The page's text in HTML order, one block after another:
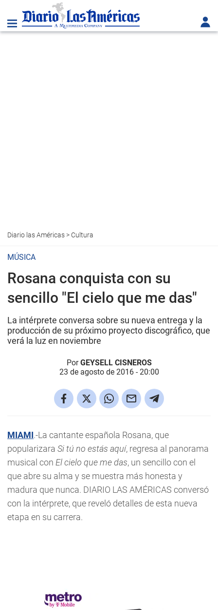
Diario las Américas> Cultura
MÚSICA
Rosana conquista con su
sencillo "El cielo que me das"
La intérprete conversa sobre su nueva entrega y la
producción de su próximo proyecto discográfico, que
verá la luz en noviembre
PorGEYSELL CISNEROS
23 de agosto de 2016 - 20:00
MIAMI.-La cantante española Rosana, que
popularizara Si tú no estás aquí, regresa al panorama
musical con El cielo que me das, un sencillo con el
que abre su alma y se muestra más honesta y
madura que nunca. DIARIO LAS AMÉRICAS conversó
con la intérprete, que reveló detalles de esta nueva
etapa en su carrera.